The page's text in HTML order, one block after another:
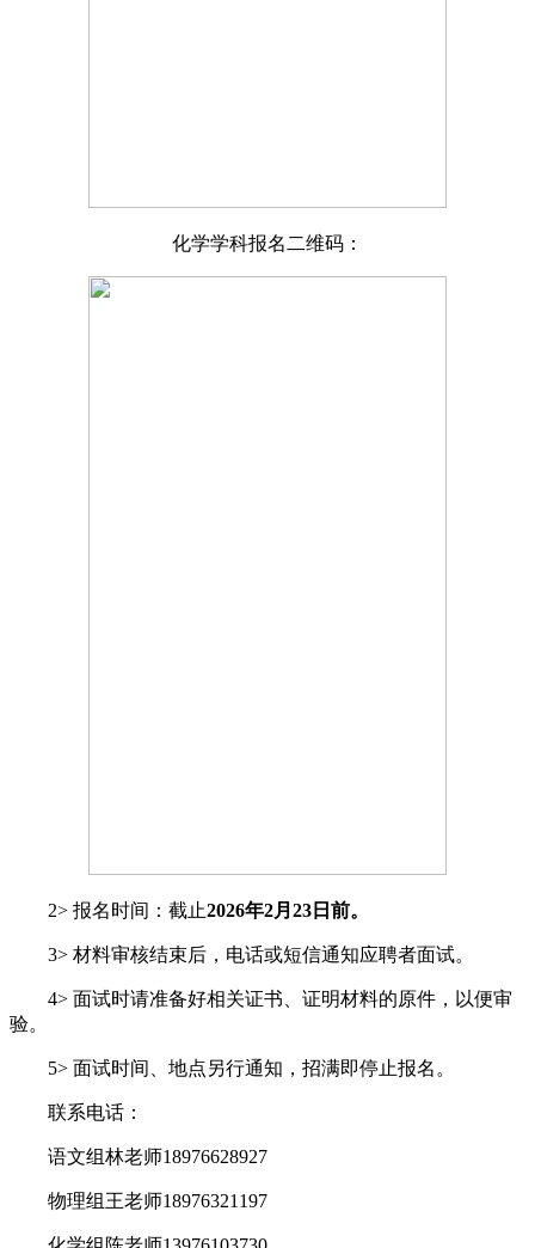
化学学科报名二维码：
2> 报名时间：截止2026年2月 23 日前。
3> 材料审核结束后，电话或短信通知应聘者面试。
4> 面试时请准备好相关证书、证明材料的原件，以便审
验。
5> 面试时间、地点另行通知，招满即停止报名。
联系电话：
语文组林老师18976628927
物理组王老师18976321197